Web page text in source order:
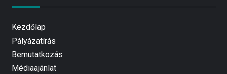
Kezdőlap
Pályázatírás
Bemutatkozás
Médiaajánlat